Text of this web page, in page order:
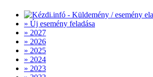
» Új esemény feladása
» 2027
» 2026
» 2025
» 2024
» 2023